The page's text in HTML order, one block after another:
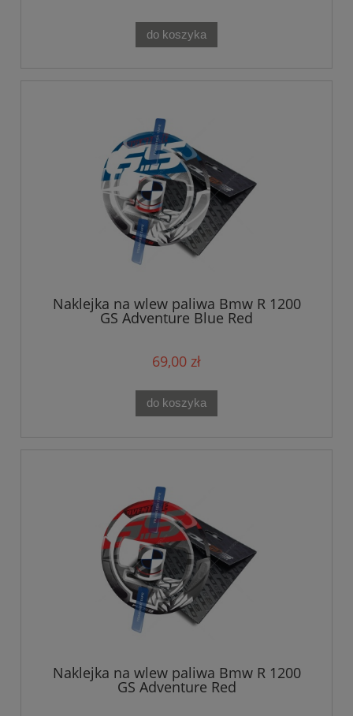
do koszyka
Naklejka na wlew paliwa Bmw R 1200
GS Adventure Blue Red
69,00 zł
do koszyka
Naklejka na wlew paliwa Bmw R 1200
GS Adventure Red